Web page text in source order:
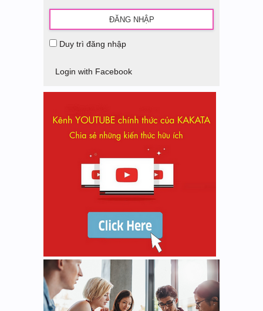
Duy trì đăng nhập
Login with Facebook